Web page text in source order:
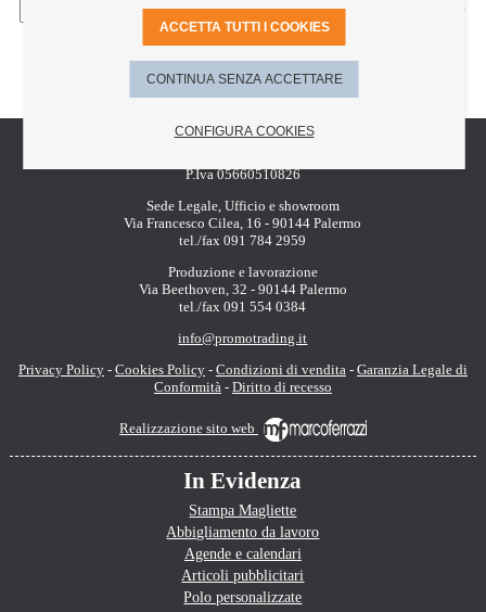
03 - Giallo fluò
Indietro step 1 di 6 Avanti
P.Iva 05660510826
Sede Legale, Ufficio e showroom
Via Francesco Cilea, 16 - 90144 Palermo
tel./fax 091 784 2959
Produzione e lavorazione
Via Beethoven, 32 - 90144 Palermo
tel./fax 091 554 0384
info@promotrading.it
Privacy Policy- Cookies Policy- Condizioni di vendita- Garanzia Legale di
Conformità- Diritto di recesso
Realizzazione sito web
In Evidenza
Stampa Magliette
Abbigliamento da lavoro
Agende e calendari
Articoli pubblicitari
Polo personalizzate
CONFIGURA COOKIES
CONTINUA SENZA ACCETTARE
ACCETTA TUTTI I COOKIES